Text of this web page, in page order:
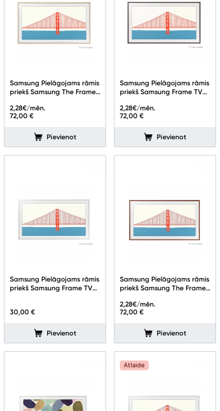
Samsung Pielāgojams rāmis
priekš Samsung The Frame
72,00 €
2,28€/mēn.
Pievienot
Samsung Pielāgojams rāmis
priekš Samsung Frame TV
72,00 €
2,28€/mēn.
Pievienot
Samsung Pielāgojams rāmis
priekš Samsung Frame TV
30,00 €
Pievienot
Samsung Pielāgojams rāmis
priekš Samsung The Frame
72,00 €
2,28€/mēn.
Pievienot
Atlaide